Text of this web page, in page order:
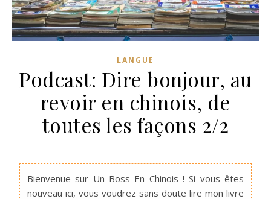
LANGUE
Podcast: Dire bonjour, au
revoir en chinois, de
toutes les façons 2/2
Bienvenue sur Un Boss En Chinois ! Si vous êtes
nouveau ici, vous voudrez sans doute lire mon livre